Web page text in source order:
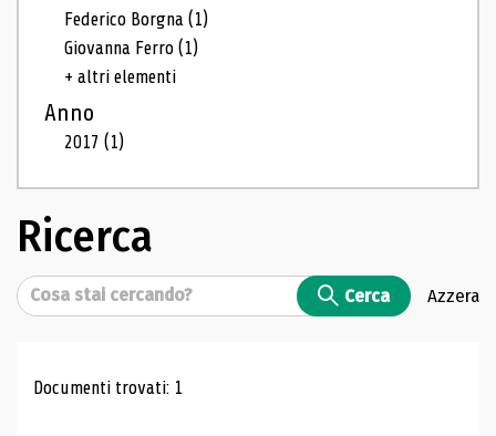
Federico Borgna(1)
Giovanna Ferro(1)
+ altri elementi
Anno
2017(1)
Ricerca
Cerca Cerca Azzera
Risultati di ricerca
Documenti trovati: 1